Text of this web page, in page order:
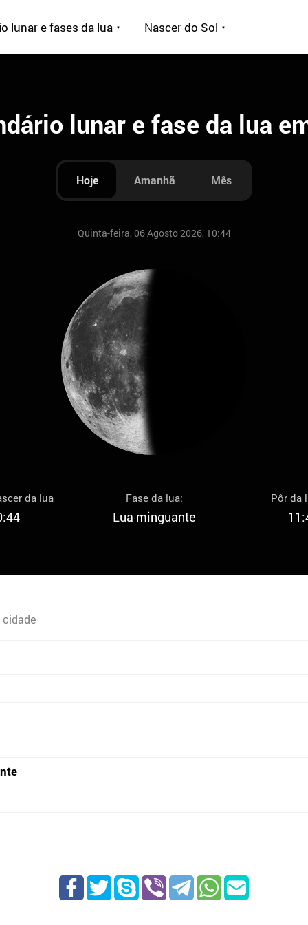
lunar e fases da lua Nascer do Sol
lunar e fase da lua
Hoje Amanhã Mês
Quinta-feira, 06 Agosto 2026, 10:44
da lua Fase da lua:
Lua minguante
Pôr da
cidade